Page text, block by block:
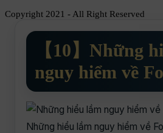
Copyright 2021 - All Right Reserved
【10】Những
nguy hiểm về
Những hiểu lầm nguy hiểm về